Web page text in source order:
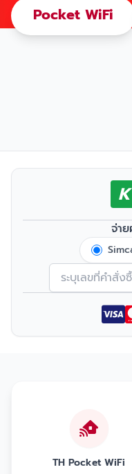
Pocket WiFi
K
จ่า
TH Pocket WiFi